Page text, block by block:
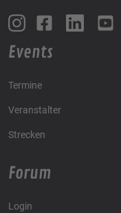
Events
Termine
Veranstalter
Strecken
Forum
Login